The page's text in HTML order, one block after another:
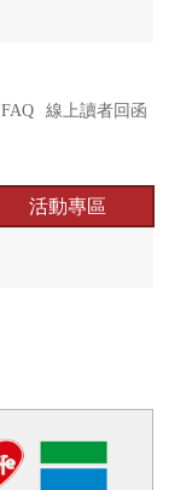
FAQ 線上讀者回函
活動專區